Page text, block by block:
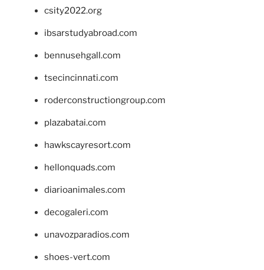
csity2022.org
ibsarstudyabroad.com
bennusehgall.com
tsecincinnati.com
roderconstructiongroup.com
plazabatai.com
hawkscayresort.com
hellonquads.com
diarioanimales.com
decogaleri.com
unavozparadios.com
shoes-vert.com